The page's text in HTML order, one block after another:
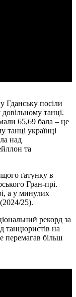
Гданську посіли
танці.
65,69 бала – це
танці українці
над
та
ґатунку в
Гран-прі.
а у минулих
25).
рекорд за
танцюристів на
перемагав більш